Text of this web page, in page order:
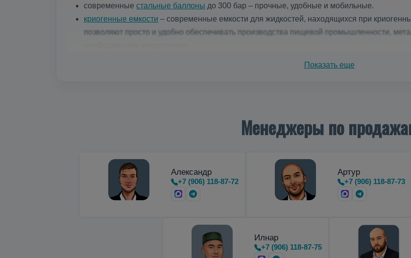
современные стальные баллоны до 300 бар – прочные, удобные и мобильные.
криогенные емкости – современные емкости для жидкостей, находящихся при
позволяют просто и удобно обеспечивать производства пищевой промышленности,
предназначенные для
Показать еще
Менеджеры по
Александр
+7 (906) 118-87-72
Артур
+7 (906) 118-87-73
Илнар
+7 (906) 118-87-75